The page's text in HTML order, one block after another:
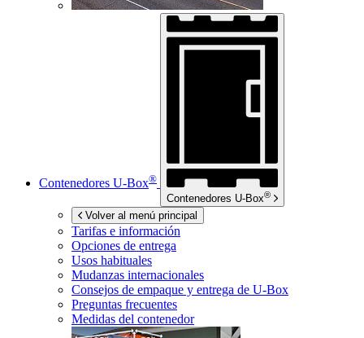
Contenedores U-Box®
Contenedores U-Box®
Volver al menú principal
Tarifas e información
Opciones de entrega
Usos habituales
Mudanzas internacionales
Consejos de empaque y entrega de U-Box
Preguntas frecuentes
Medidas del contenedor